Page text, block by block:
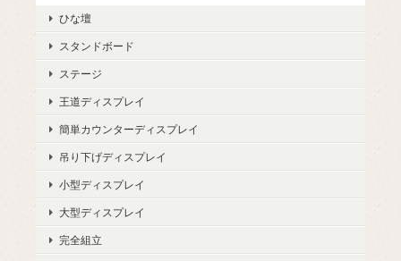
ひな壇
スタンドボード
ステージ
王道ディスプレイ
簡単カウンターディスプレイ
吊り下げディスプレイ
小型ディスプレイ
大型ディスプレイ
完全組立